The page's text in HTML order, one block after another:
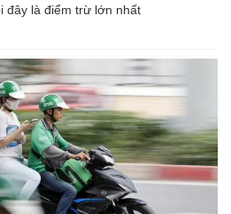
đây là điểm trừ lớn nhất